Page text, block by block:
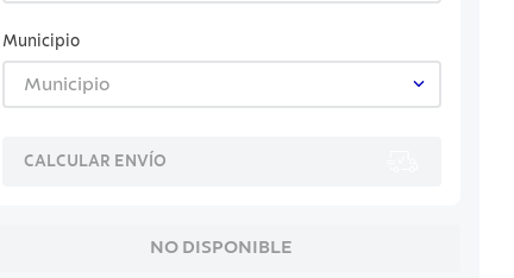
Municipio
Municipio
CALCULAR ENVÍO
NO DISPONIBLE